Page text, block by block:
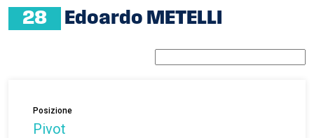
28 Edoardo METELLI
Posizione
Pivot